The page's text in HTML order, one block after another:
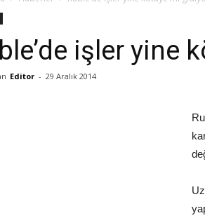
işler yine
Editor - 29 Aralık 2014